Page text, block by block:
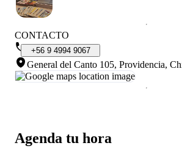
Agenda tu hora
CONTACTO
+56 9 4994 9067
General del Canto 105, Providencia,